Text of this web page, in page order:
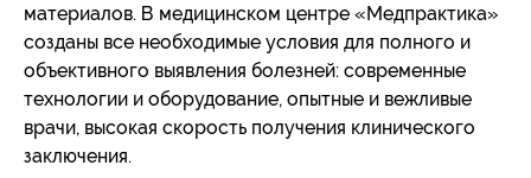
материалов. В медицинском центре «Медпрактика»
созданы все необходимые условия для полного и
объективного выявления болезней: современные
технологии и оборудование, опытные и вежливые
врачи, высокая скорость получения клинического
заключения.